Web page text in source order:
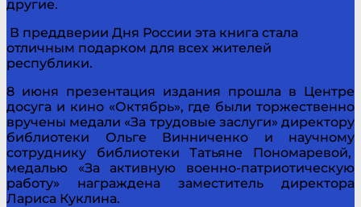
другие.
В преддверии Дня России эта книга стала
отличным подарком для всех жителей
республики.
8 июня презентация издания прошла в Центре
досуга и кино «Октябрь», где были торжественно
вручены медали «За трудовые заслуги» директору
библиотеки Ольге Винниченко и научному
сотруднику библиотеки Татьяне Пономаревой,
медалью «За активную военно-патриотическую
работу» награждена заместитель директора
Лариса Куклина.